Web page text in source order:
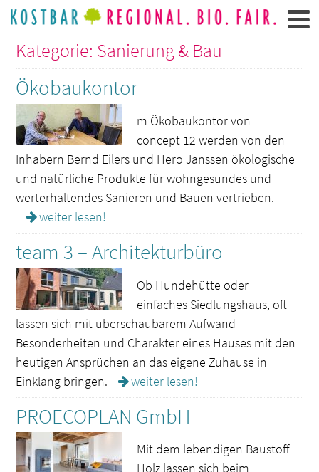
Kategorie: Sanierung & Bau
Ökobaukontor
m Ökobaukontor von
concept 12 werden von den
Inhabern Bernd Eilers und Hero Janssen ökologische
und natürliche Produkte für wohngesundes und
werterhaltendes Sanieren und Bauen vertrieben.
weiter lesen!
team 3 – Architekturbüro
Ob Hundehütte oder
einfaches Siedlungshaus, oft
lassen sich mit überschaubarem Aufwand
Besonderheiten und Charakter eines Hauses mit den
heutigen Ansprüchen an das eigene Zuhause in
Einklang bringen.
weiter lesen!
PROECOPLAN GmbH
Mit dem lebendigen Baustoff
Holz lassen sich beim